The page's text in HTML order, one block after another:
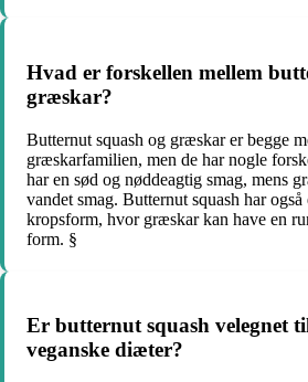
Hvad er forskellen mellem
græskar?
Butternut squash og græskar er begge
græskarfamilien, men de har nogle
har en sød og nøddeagtig smag, mens
vandet smag. Butternut squash har
kropsform, hvor græskar kan have en
form. §
Er butternut squash velegnet
veganske diæter?